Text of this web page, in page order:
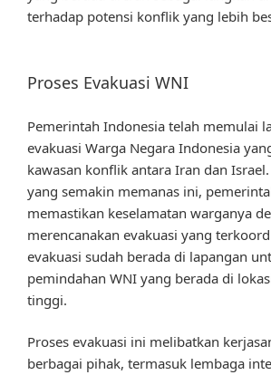
terhadap potensi konflik yang lebih
Proses Evakuasi WNI
Pemerintah Indonesia telah memulai
evakuasi Warga Negara Indonesia
kawasan konflik antara Iran dan
yang semakin memanas ini,
memastikan keselamatan warganya
merencanakan evakuasi yang
evakuasi sudah berada di lapangan
pemindahan WNI yang berada di
tinggi.
Proses evakuasi ini melibatkan
berbagai pihak, termasuk lembaga